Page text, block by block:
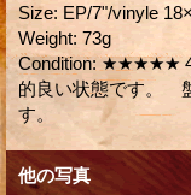
Size: EP/7"/vinyle
Weight: 73g
Condition: ★★★★★
的良い状態です。
す。
他の写真